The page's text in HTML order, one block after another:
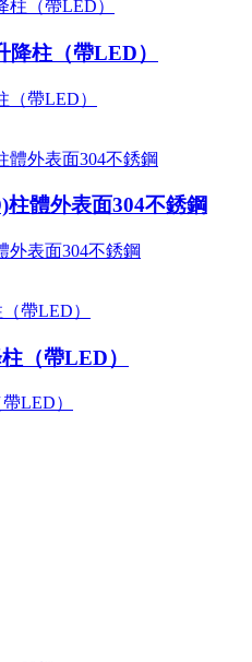
降柱（帶LED）
（帶LED）
體外表面304不銹鋼
外表面304不銹鋼
（帶LED）
LED）